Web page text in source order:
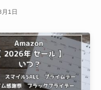
1日